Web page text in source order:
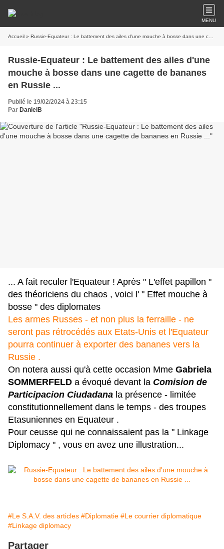
MENU
Accueil » Russie-Equateur : Le battement des ailes d'une mouche à bosse dans une cagette de bananes en Russie ...
Russie-Equateur : Le battement des ailes d'une
mouche à bosse dans une cagette de bananes
en Russie ...
Publié le 19/02/2024 à 23:15
Par DanielB
... A fait reculer l'Equateur ! Après " L'effet papillon "
des théoriciens du chaos , voici l' " Effet mouche à
bosse " des diplomates
Les armes Russes - et non plus la ferraille - ne
seront pas rétrocédés aux Etats-Unis et l'Equateur
pourra continuer à exporter des bananes vers la
Russie .
On notera aussi qu'à cette occasion Mme Gabriela
SOMMERFELD a évoqué devant la Comision de
Participacion Ciudadana la présence - limitée
constitutionnellement dans le temps - des troupes
Etasuniennes en Equateur .
Pour ceusse qui ne connaissaient pas la " Linkage
Diplomacy " , vous en avez une illustration...
#Le S.A.V. des articles #Diplomatie #Le courrier diplomatique
#Linkage diplomacy
Partager